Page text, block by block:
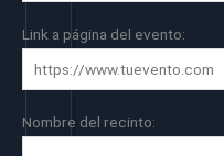
Link a página del evento:
Nombre del recinto: